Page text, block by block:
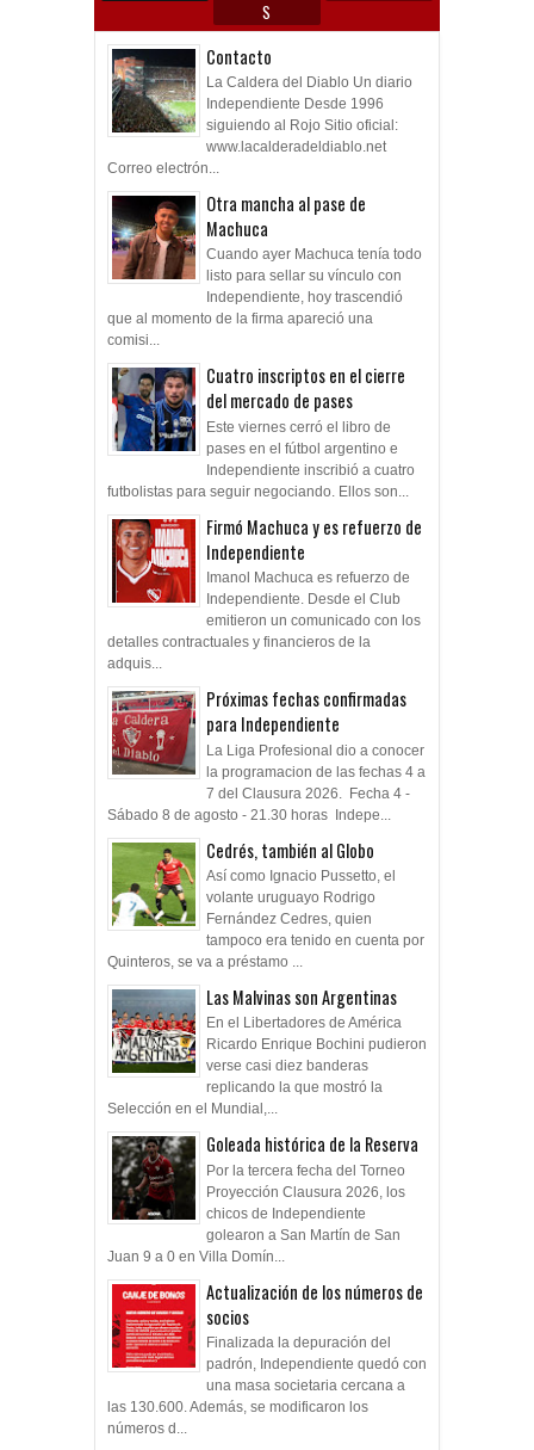
S
Contacto
La Caldera del Diablo Un diario
Independiente Desde 1996
siguiendo al Rojo Sitio oficial:
www.lacalderadeldiablo.net
Correo electrón...
Otra mancha al pase de
Machuca
Cuando ayer Machuca tenía todo
listo para sellar su vínculo con
Independiente, hoy trascendió
que al momento de la firma apareció una
comisi...
Cuatro inscriptos en el cierre
del mercado de pases
Este viernes cerró el libro de
pases en el fútbol argentino e
Independiente inscribió a cuatro
futbolistas para seguir negociando. Ellos son...
Firmó Machuca y es refuerzo de
Independiente
Imanol Machuca es refuerzo de
Independiente. Desde el Club
emitieron un comunicado con los
detalles contractuales y financieros de la
adquis...
Próximas fechas confirmadas
para Independiente
La Liga Profesional dio a conocer
la programacion de las fechas 4 a
7 del Clausura 2026. Fecha 4 -
Sábado 8 de agosto - 21.30 horas Indepe...
Cedrés, también al Globo
Así como Ignacio Pussetto, el
volante uruguayo Rodrigo
Fernández Cedres, quien
tampoco era tenido en cuenta por
Quinteros, se va a préstamo ...
Las Malvinas son Argentinas
En el Libertadores de América
Ricardo Enrique Bochini pudieron
verse casi diez banderas
replicando la que mostró la
Selección en el Mundial,...
Goleada histórica de la Reserva
Por la tercera fecha del Torneo
Proyección Clausura 2026, los
chicos de Independiente
golearon a San Martín de San
Juan 9 a 0 en Villa Domín...
Actualización de los números de
socios
Finalizada la depuración del
padrón, Independiente quedó con
una masa societaria cercana a
las 130.600. Además, se modificaron los
números d...